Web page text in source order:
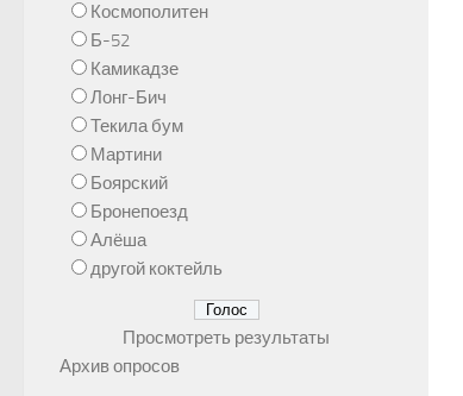
Космополитен
Б-52
Камикадзе
Лонг-Бич
Текила бум
Мартини
Боярский
Бронепоезд
Алёша
другой коктейль
Просмотреть результаты
Архив опросов